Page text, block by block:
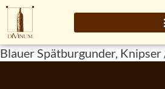
Blauer Spätburgunder, Knipser